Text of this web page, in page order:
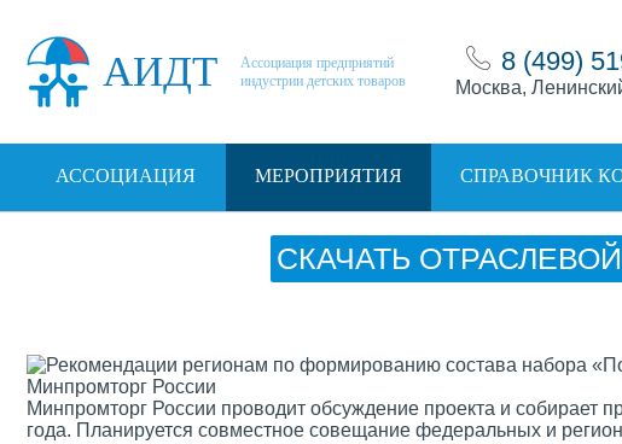
АИДТ
Ассоциация предприятий
индустрии детских товаров
8 (499)
Москва,
АССОЦИАЦИЯ МЕРОПРИЯТИЯ СПРАВОЧНИК
СКАЧАТЬ
Минпромторг России проводит обсуждение проекта и собирает
года. Планируется совместное совещание федеральных и